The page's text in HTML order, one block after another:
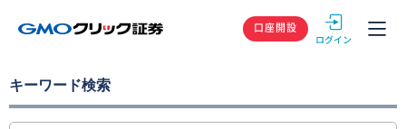
GMOクリック
口座開設
キーワード検索